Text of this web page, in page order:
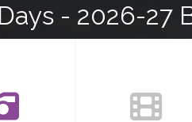
- 2026-27